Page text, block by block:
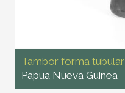
Tambor forma tubular
Papua Nueva Guinea